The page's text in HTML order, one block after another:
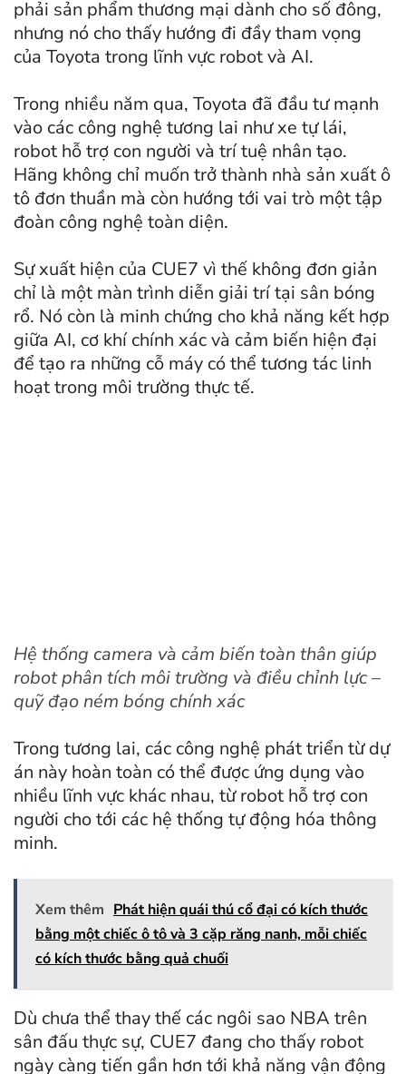
phải sản phẩm thương mại dành cho số đông,
nhưng nó cho thấy hướng đi đầy tham vọng
của Toyota trong lĩnh vực robot và AI.
Trong nhiều năm qua, Toyota đã đầu tư mạnh
vào các công nghệ tương lai như xe tự lái,
robot hỗ trợ con người và trí tuệ nhân tạo.
Hãng không chỉ muốn trở thành nhà sản xuất ô
tô đơn thuần mà còn hướng tới vai trò một tập
đoàn công nghệ toàn diện.
Sự xuất hiện của CUE7 vì thế không đơn giản
chỉ là một màn trình diễn giải trí tại sân bóng
rổ. Nó còn là minh chứng cho khả năng kết hợp
giữa AI, cơ khí chính xác và cảm biến hiện đại
để tạo ra những cỗ máy có thể tương tác linh
hoạt trong môi trường thực tế.
Hệ thống camera và cảm biến toàn thân giúp
robot phân tích môi trường và điều chỉnh lực –
quỹ đạo ném bóng chính xác
Trong tương lai, các công nghệ phát triển từ dự
án này hoàn toàn có thể được ứng dụng vào
nhiều lĩnh vực khác nhau, từ robot hỗ trợ con
người cho tới các hệ thống tự động hóa thông
minh.
Xem thêm Phát hiện quái thú cổ đại có kích thước
bằng một chiếc ô tô và 3 cặp răng nanh, mỗi chiếc
có kích thước bằng quả chuối
Dù chưa thể thay thế các ngôi sao NBA trên
sân đấu thực sự, CUE7 đang cho thấy robot
ngày càng tiến gần hơn tới khả năng vận động